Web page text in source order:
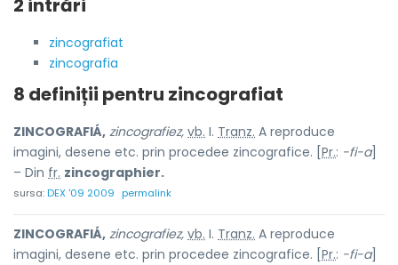
2 intrări
zincografiat
zincografia
8 definiții pentru zincografiat
ZINCOGRAFIÁ, zincografiez, vb. I. Tranz. A reproduce
imagini, desene etc. prin procedee zincografice. [ Pr.: -fi-a]
– Din fr. zincographier.
sursa:DEX '09 2009 permalink
ZINCOGRAFIÁ, zincografiez, vb. I. Tranz. A reproduce
imagini, desene etc. prin procedee zincografice. [ Pr.: -fi-a]